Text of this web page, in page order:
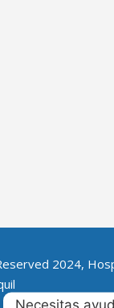
2024,
Necesitas